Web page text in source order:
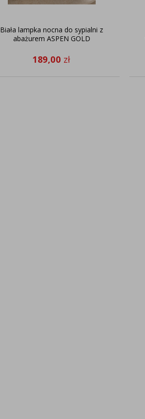
Biała lampka nocna do sypialni z
abażurem ASPEN GOLD
189,00 zł